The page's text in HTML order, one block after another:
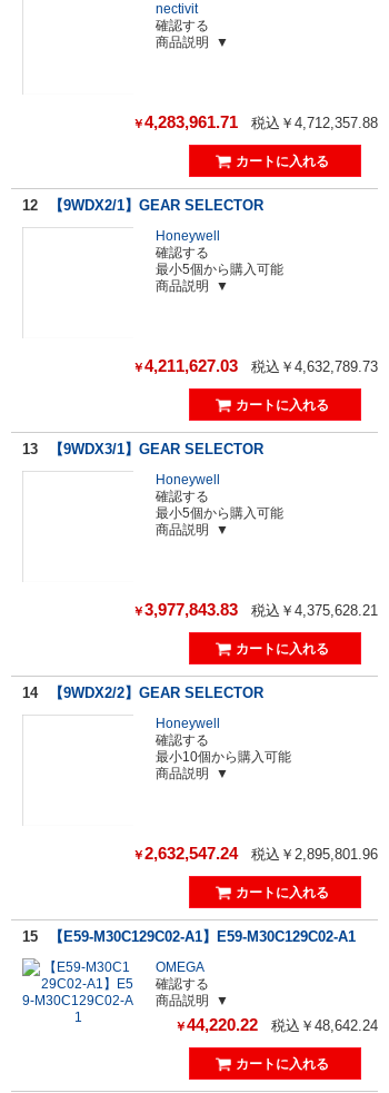
nectivit
確認する
商品説明
￥4,283,961.71 税込￥4,712,357.88
12 【9WDX2/1】GEAR SELECTOR
Honeywell
確認する
最小5個から購入可能
商品説明
￥4,211,627.03 税込￥4,632,789.73
13 【9WDX3/1】GEAR SELECTOR
Honeywell
確認する
最小5個から購入可能
商品説明
￥3,977,843.83 税込￥4,375,628.21
14 【9WDX2/2】GEAR SELECTOR
Honeywell
確認する
最小10個から購入可能
商品説明
￥2,632,547.24 税込￥2,895,801.96
15 【E59-M30C129C02-A1】E59-M30C129C02-A1
OMEGA
確認する
商品説明
￥44,220.22 税込￥48,642.24